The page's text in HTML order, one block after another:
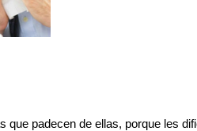
padecen de ellas, porque les